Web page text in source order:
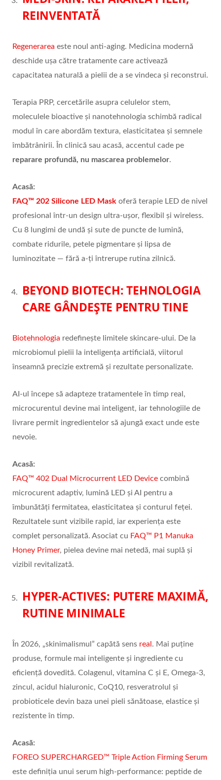
REINVENTATĂ
Regenerarea este noul anti-aging. Medicina modernă
deschide ușa către tratamente care activează
capacitatea naturală a pielii de a se vindeca și reconstrui.
Terapia PRP, cercetările asupra celulelor stem,
moleculele bioactive și nanotehnologia schimbă radical
modul în care abordăm textura, elasticitatea și semnele
îmbătrânirii. În clinică sau acasă, accentul cade pe
reparare profundă, nu mascarea problemelor.
Acasă:
FAQ™ 202 Silicone LED Mask oferă terapie LED de nivel
profesional într-un design ultra-ușor, flexibil și wireless.
Cu 8 lungimi de undă și sute de puncte de lumină,
combate ridurile, petele pigmentare și lipsa de
luminozitate — fără a-ți întrerupe rutina zilnică.
BEYOND BIOTECH: TEHNOLOGIA
CARE GÂNDEȘTE PENTRU TINE
Biotehnologia redefinește limitele skincare-ului. De la
microbiomul pielii la inteligența artificială, viitorul
înseamnă precizie extremă și rezultate personalizate.
AI-ul începe să adapteze tratamentele în timp real,
microcurentul devine mai inteligent, iar tehnologiile de
livrare permit ingredientelor să ajungă exact unde este
nevoie.
Acasă:
FAQ™ 402 Dual Microcurrent LED Device combină
microcurent adaptiv, lumină LED și AI pentru a
îmbunătăți fermitatea, elasticitatea și conturul feței.
Rezultatele sunt vizibile rapid, iar experiența este
complet personalizată. Asociat cu FAQ™ P1 Manuka
Honey Primer, pielea devine mai netedă, mai suplă și
vizibil revitalizată.
HYPER-ACTIVES: PUTERE MAXIMĂ,
RUTINE MINIMALE
În 2026, „skinimalismul” capătă sens real. Mai puține
produse, formule mai inteligente și ingrediente cu
eficiență dovedită. Colagenul, vitamina C și E, Omega-3,
zincul, acidul hialuronic, CoQ10, resveratrolul și
probioticele devin baza unei pieli sănătoase, elastice și
rezistente în timp.
Acasă:
FOREO SUPERCHARGED™ Triple Action Firming Serum
este definiția unui serum high-performance: peptide de